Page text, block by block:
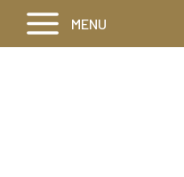
MENU